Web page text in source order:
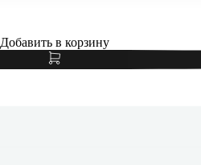
Добавить в корзину